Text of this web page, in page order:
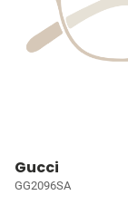
Gucci
GG2096SA